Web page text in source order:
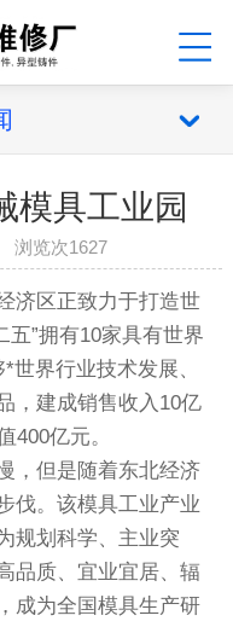
模具工业园
浏览次1627
区正致力于打造世
五”拥有10家具有世界
界行业技术发展、
，建成销售收入10亿
400亿元。
但是随着东北经济
伐。该模具工业产业
规划科学、主业突
品质、宜业宜居、辐
成为全国模具生产研